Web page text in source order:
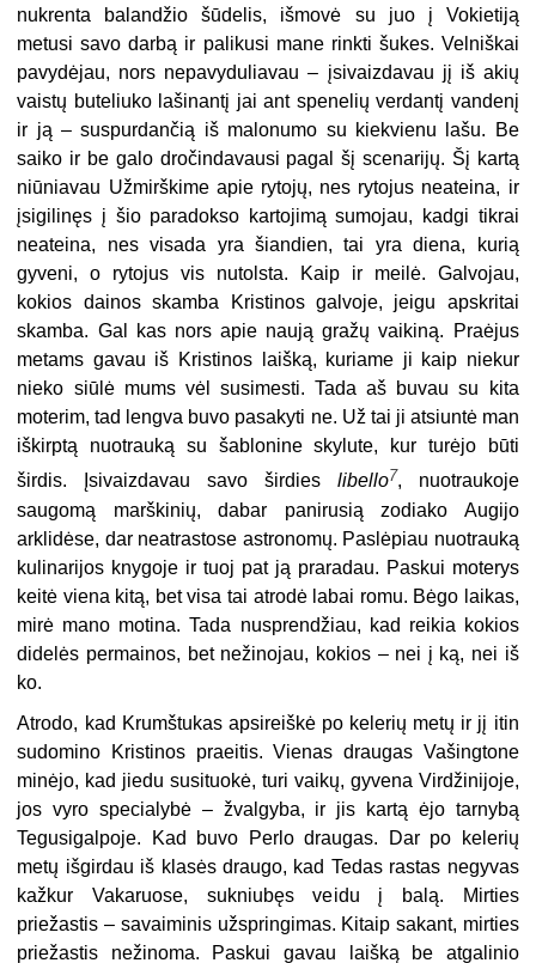
nukrenta balandžio šūdelis, išmovė su juo į Vokietiją
metusi savo darbą ir palikusi mane rinkti šukes. Velniškai
pavydėjau, nors nepavyduliavau – įsivaizdavau jį iš akių
vaistų buteliuko lašinantį jai ant spenelių verdantį vandenį
ir ją – suspurdančią iš malonumo su kiekvienu lašu. Be
saiko ir be galo dročindavausi pagal šį scenarijų. Šį kartą
niūniavau Užmirškime apie rytojų, nes rytojus neateina, ir
įsigilinęs į šio paradokso kartojimą sumojau, kadgi tikrai
neateina, nes visada yra šiandien, tai yra diena, kurią
gyveni, o rytojus vis nutolsta. Kaip ir meilė. Galvojau,
kokios dainos skamba Kristinos galvoje, jeigu apskritai
skamba. Gal kas nors apie naują gražų vaikiną. Praėjus
metams gavau iš Kristinos laišką, kuriame ji kaip niekur
nieko siūlė mums vėl susimesti. Tada aš buvau su kita
moterim, tad lengva buvo pasakyti ne. Už tai ji atsiuntė man
iškirptą nuotrauką su šablonine skylute, kur turėjo būti
širdis. Įsivaizdavau savo širdies libello7, nuotraukoje
saugomą marškinių, dabar panirusią zodiako Augijo
arklidėse, dar neatrastose astronomų. Paslėpiau nuotrauką
kulinarijos knygoje ir tuoj pat ją praradau. Paskui moterys
keitė viena kitą, bet visa tai atrodė labai romu. Bėgo laikas,
mirė mano motina. Tada nusprendžiau, kad reikia kokios
didelės permainos, bet nežinojau, kokios – nei į ką, nei iš
ko.
Atrodo, kad Krumštukas apsireiškė po kelerių metų ir jį itin
sudomino Kristinos praeitis. Vienas draugas Vašingtone
minėjo, kad jiedu susituokė, turi vaikų, gyvena Virdžinijoje,
jos vyro specialybė – žvalgyba, ir jis kartą ėjo tarnybą
Tegusigalpoje. Kad buvo Perlo draugas. Dar po kelerių
metų išgirdau iš klasės draugo, kad Tedas rastas negyvas
kažkur Vakaruose, sukniubęs veidu į balą. Mirties
priežastis – savaiminis užspringimas. Kitaip sakant, mirties
priežastis nežinoma. Paskui gavau laišką be atgalinio